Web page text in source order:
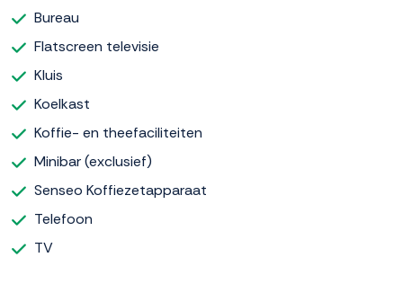
Bureau
Flatscreen televisie
Kluis
Koelkast
Koffie- en theefaciliteiten
Minibar (exclusief)
Senseo Koffiezetapparaat
Telefoon
TV